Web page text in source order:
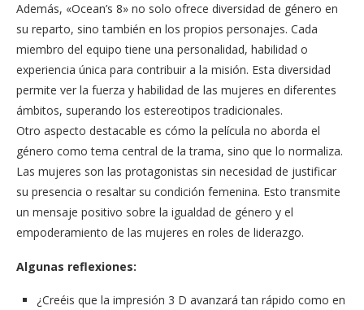
Además, «Ocean’s 8» no solo ofrece diversidad de género en
su reparto, sino también en los propios personajes. Cada
miembro del equipo tiene una personalidad, habilidad o
experiencia única para contribuir a la misión. Esta diversidad
permite ver la fuerza y habilidad de las mujeres en diferentes
ámbitos, superando los estereotipos tradicionales.
Otro aspecto destacable es cómo la película no aborda el
género como tema central de la trama, sino que lo normaliza.
Las mujeres son las protagonistas sin necesidad de justificar
su presencia o resaltar su condición femenina. Esto transmite
un mensaje positivo sobre la igualdad de género y el
empoderamiento de las mujeres en roles de liderazgo.
Algunas reflexiones:
¿Creéis que la impresión 3 D avanzará tan rápido como en